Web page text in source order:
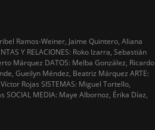
Ramos-Weiner, Jaime Quintero, Aliana
Y RELACIONES: Roko Izarra, Sebastián
Márquez DATOS: Melba González, Ricardo
Gueilyn Méndez, Beatriz Márquez ARTE:
Rojas SISTEMAS: Miguel Tortello,
SOCIAL MEDIA: Maye Albornoz, Érika Díaz,